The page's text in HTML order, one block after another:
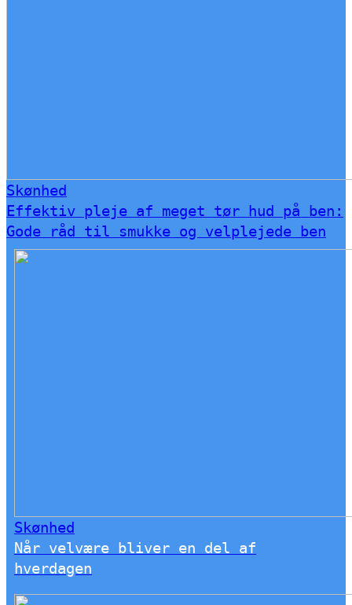
Skønhed
Effektiv pleje af meget tør hud på ben:
Gode råd til smukke og velplejede ben
Skønhed
Når velvære bliver en del af
hverdagen